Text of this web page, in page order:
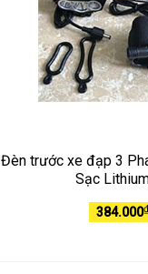
Đèn trước xe đạp 3
Sạc
384.000₫